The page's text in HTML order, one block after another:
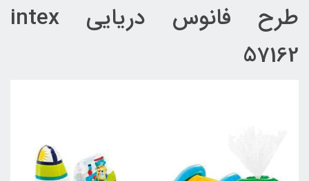
طرح فانوس دریایی intex
57162